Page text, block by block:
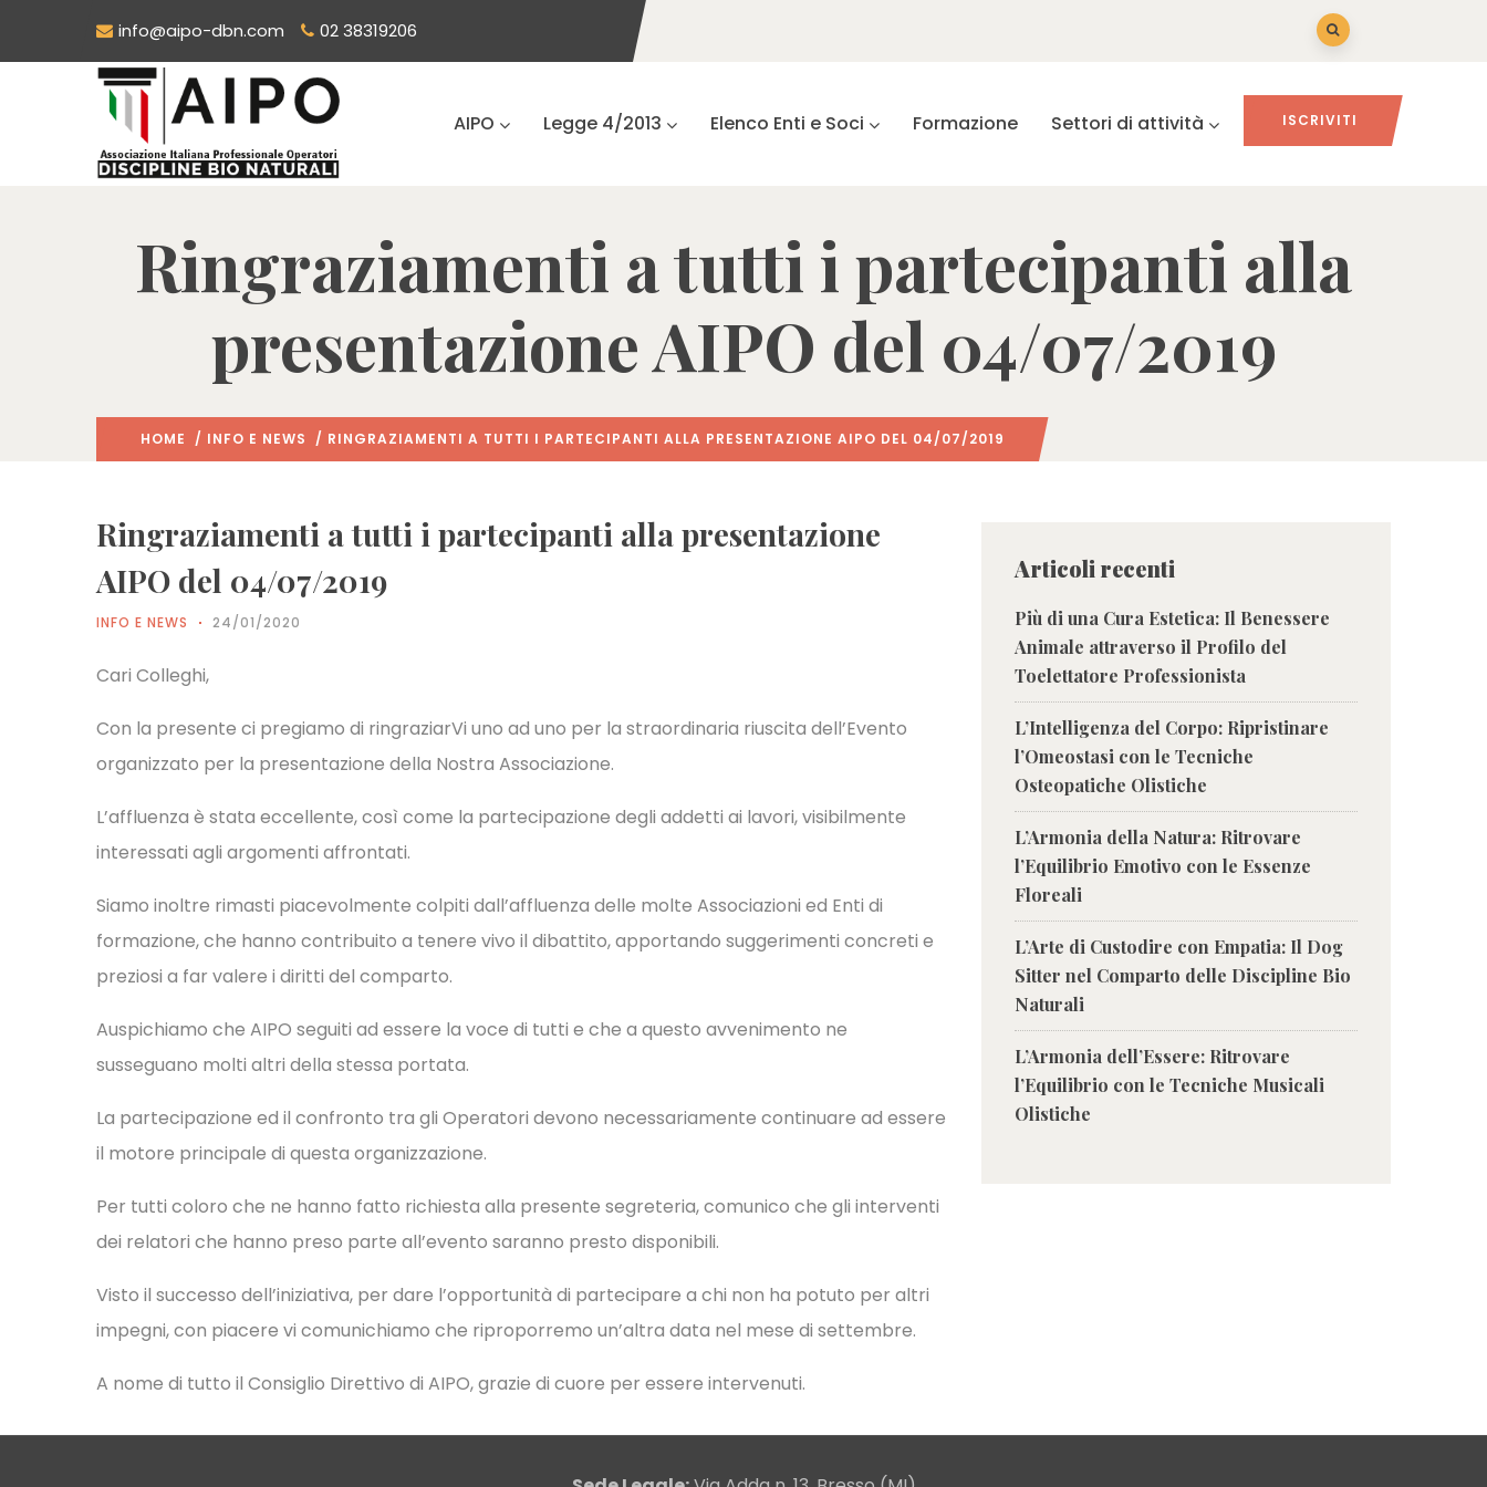
info@aipo-dbn.com 02 38319206
AIPO Legge 4/2013 Elenco Enti e Soci Formazione Settori di attività ISCRIVITI
Ringraziamenti a tutti i partecipanti alla
presentazione AIPO del 04/07/2019
HOME / INFO E NEWS / RINGRAZIAMENTI A TUTTI I PARTECIPANTI ALLA PRESENTAZIONE AIPO DEL 04/07/2019
Ringraziamenti a tutti i partecipanti alla presentazione
AIPO del 04/07/2019
INFO E NEWS 24/01/2020
Cari Colleghi,
Con la presente ci pregiamo di ringraziarVi uno ad uno per la straordinaria riuscita dell’Evento
organizzato per la presentazione della Nostra Associazione.
L’affluenza è stata eccellente, così come la partecipazione degli addetti ai lavori, visibilmente
interessati agli argomenti affrontati.
Siamo inoltre rimasti piacevolmente colpiti dall’affluenza delle molte Associazioni ed Enti di
formazione, che hanno contribuito a tenere vivo il dibattito, apportando suggerimenti concreti e
preziosi a far valere i diritti del comparto.
Auspichiamo che AIPO seguiti ad essere la voce di tutti e che a questo avvenimento ne
susseguano molti altri della stessa portata.
La partecipazione ed il confronto tra gli Operatori devono necessariamente continuare ad essere
il motore principale di questa organizzazione.
Per tutti coloro che ne hanno fatto richiesta alla presente segreteria, comunico che gli interventi
dei relatori che hanno preso parte all’evento saranno presto disponibili.
Visto il successo dell’iniziativa, per dare l’opportunità di partecipare a chi non ha potuto per altri
impegni, con piacere vi comunichiamo che riproporremo un’altra data nel mese di settembre.
A nome di tutto il Consiglio Direttivo di AIPO, grazie di cuore per essere intervenuti.
Articoli recenti
Più di una Cura Estetica: Il Benessere
Animale attraverso il Profilo del
Toelettatore Professionista
L’Intelligenza del Corpo: Ripristinare
l’Omeostasi con le Tecniche
Osteopatiche Olistiche
L’Armonia della Natura: Ritrovare
l’Equilibrio Emotivo con le Essenze
Floreali
L’Arte di Custodire con Empatia: Il Dog
Sitter nel Comparto delle Discipline Bio
Naturali
L’Armonia dell’Essere: Ritrovare
l’Equilibrio con le Tecniche Musicali
Olistiche